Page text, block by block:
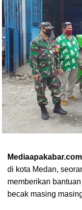
di kota Medan,
memberikan
becak masing